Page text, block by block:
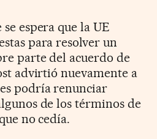
espera que la UE
para resolver un
parte del acuerdo de
advirtió nuevamente a
podría renunciar
de los términos de
no cedía.